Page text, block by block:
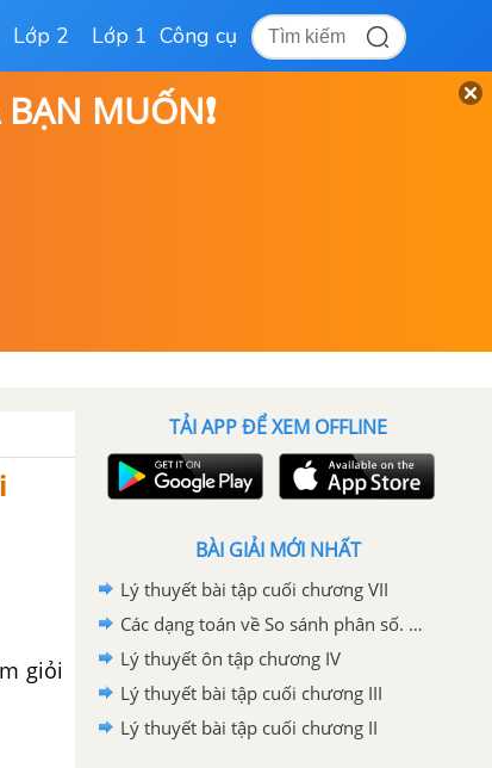
Lớp 2 Lớp 1 Công cụ
MUỐN❗
giỏi
TẢI APP ĐỂ XEM OFFLINE
BÀI GIẢI MỚI NHẤT
Lý thuyết bài tập cuối chương VII
Các dạng toán về So sánh phân số. Hỗn số dương
Lý thuyết ôn tập chương IV
Lý thuyết bài tập cuối chương III
Lý thuyết bài tập cuối chương II